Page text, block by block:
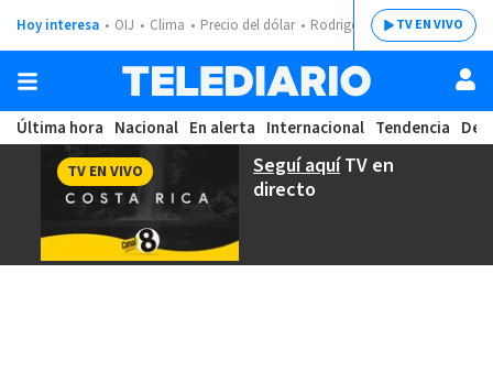
Hoy interesa OIJ Clima Precio del dólar Rodrigo ChavesTV EN VIVO
Última hora Nacional En alerta Internacional Tendencia
Seguí aquíTV en
directo
TV EN VIVO